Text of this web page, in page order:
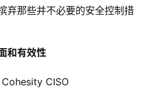
弃那些并不必要的安全控制措
和有效性
| Cohesity CISO